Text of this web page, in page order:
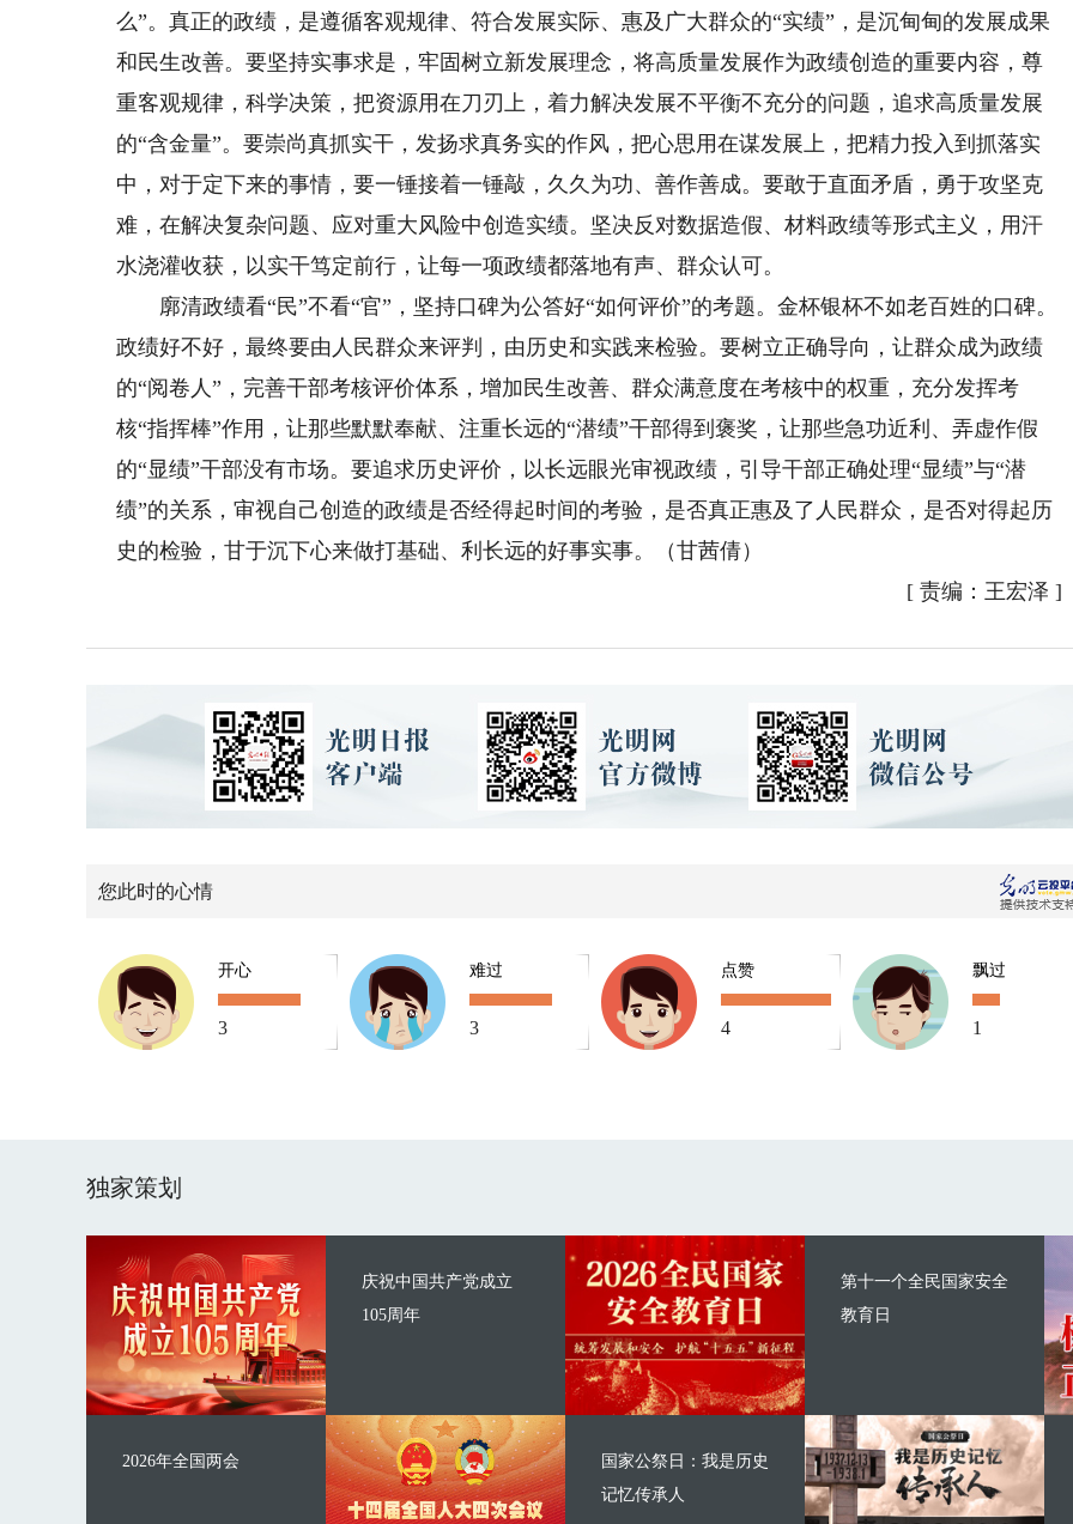
么”。真正的政绩，是遵循客观规律、符合发展实际、惠及广大群众的“实绩”，是沉甸甸的发展成果
和民生改善。要坚持实事求是，牢固树立新发展理念，将高质量发展作为政绩创造的重要内容，尊
重客观规律，科学决策，把资源用在刀刃上，着力解决发展不平衡不充分的问题，追求高质量发展
的“含金量”。要崇尚真抓实干，发扬求真务实的作风，把心思用在谋发展上，把精力投入到抓落实
中，对于定下来的事情，要一锤接着一锤敲，久久为功、善作善成。要敢于直面矛盾，勇于攻坚克
难，在解决复杂问题、应对重大风险中创造实绩。坚决反对数据造假、材料政绩等形式主义，用汗
水浇灌收获，以实干笃定前行，让每一项政绩都落地有声、群众认可。
廓清政绩看“民”不看“官”，坚持口碑为公答好“如何评价”的考题。金杯银杯不如老百姓的口碑。
政绩好不好，最终要由人民群众来评判，由历史和实践来检验。要树立正确导向，让群众成为政绩
的“阅卷人”，完善干部考核评价体系，增加民生改善、群众满意度在考核中的权重，充分发挥考
核“指挥棒”作用，让那些默默奉献、注重长远的“潜绩”干部得到褒奖，让那些急功近利、弄虚作假
的“显绩”干部没有市场。要追求历史评价，以长远眼光审视政绩，引导干部正确处理“显绩”与“潜
绩”的关系，审视自己创造的政绩是否经得起时间的考验，是否真正惠及了人民群众，是否对得起历
史的检验，甘于沉下心来做打基础、利长远的好事实事。（甘茜倩）
[ 责编：王宏泽 ]
您此时的心情
开心
3
难过
3
点赞
4
飘过
1
独家策划
庆祝中国共产党成立
105周年
2026年全国两会
第十一个全民国家安全
教育日
国家公祭日：我是历史
记忆传承人